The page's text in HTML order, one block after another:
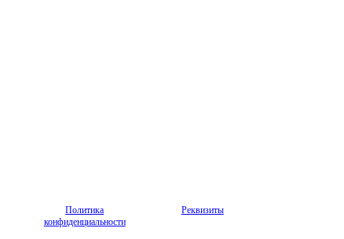
Политика
конфиденциальности
Реквизиты